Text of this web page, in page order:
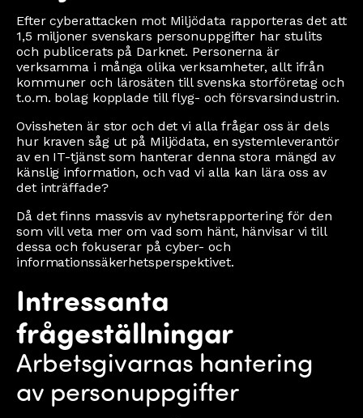
Efter cyberattacken mot Miljödata rapporteras det att
1,5 miljoner svenskars personuppgifter har stulits
och publicerats på Darknet. Personerna är
verksamma i många olika verksamheter, allt ifrån
kommuner och lärosäten till svenska storföretag och
t.o.m. bolag kopplade till flyg- och försvarsindustrin.
Ovissheten är stor och det vi alla frågar oss är dels
hur kraven såg ut på Miljödata, en systemleverantör
av en IT-tjänst som hanterar denna stora mängd av
känslig information, och vad vi alla kan lära oss av
det inträffade?
Då det finns massvis av nyhetsrapportering för den
som vill veta mer om vad som hänt, hänvisar vi till
dessa och fokuserar på cyber- och
informationssäkerhetsperspektivet.
Intressanta
frågeställningar
Arbetsgivarnas hantering
av personuppgifter